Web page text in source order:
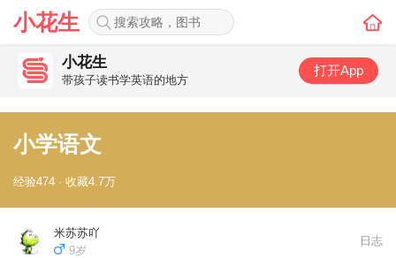
小花生
小花生
带孩子读书学英语的地方
打开App
小学语文
经验474 · 收藏4.7万
米苏苏吖
9岁
日志